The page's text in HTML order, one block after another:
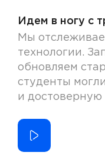
Идем в ногу с
Мы
технологии.
обновляем
студенты
и